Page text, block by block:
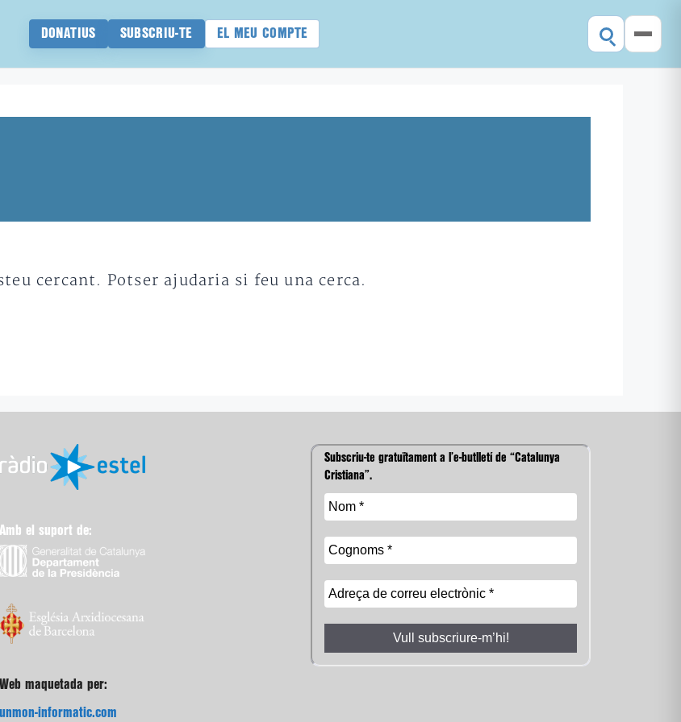
DONATIUS SUBSCRIU-TE EL MEU COMPTE
cercant. Potser ajudaria si feu una cerca.
Amb el suport de:
Web maquetada per:
unmon-informatic.com
Subscriu-te gratuïtament a l’e-butlletí de “Catalunya
Cristiana”.